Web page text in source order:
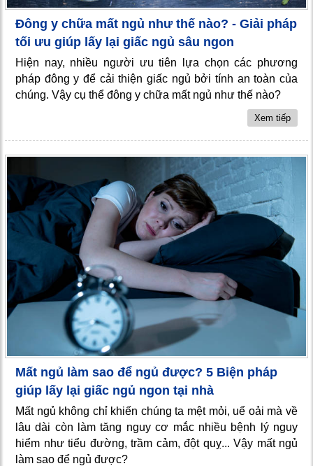
Đông y chữa mất ngủ như thế nào? - Giải pháp
tối ưu giúp lấy lại giấc ngủ sâu ngon
Hiện nay, nhiều người ưu tiên lựa chọn các phương
pháp đông y để cải thiện giấc ngủ bởi tính an toàn của
chúng. Vậy cụ thể đông y chữa mất ngủ như thế nào?
Xem tiếp
Mất ngủ làm sao để ngủ được? 5 Biện pháp
giúp lấy lại giấc ngủ ngon tại nhà
Mất ngủ không chỉ khiến chúng ta mệt mỏi, uể oải mà về
lâu dài còn làm tăng nguy cơ mắc nhiều bệnh lý nguy
hiểm như tiểu đường, trầm cảm, đột quỵ... Vậy mất ngủ
làm sao để ngủ được?